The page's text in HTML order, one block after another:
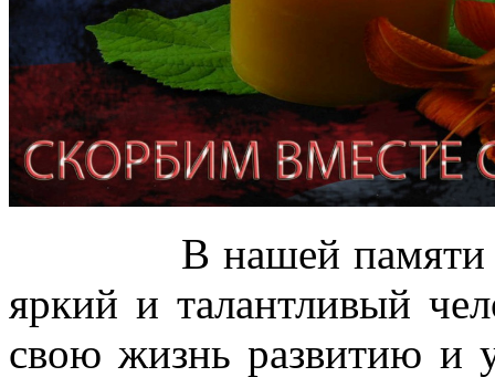
В нашей памяти
яркий и талантливый
свою жизнь развитию и